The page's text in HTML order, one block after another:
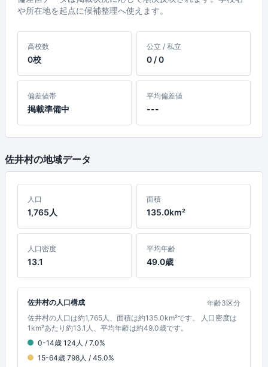
や所在地を起点に候補整理へ使えます。
高校数
0校
公立 / 私立
0 / 0
偏差値帯
掲載準備中
平均偏差値
---
佐井村の地域データ
人口
1,765人
面積
135.0km²
人口密度
13.1
平均年齢
49.0歳
佐井村の人口構成
年齢3区分
佐井村の人口は約1,765人、面積は約135.0km²です。 人口密度は
1km²あたり約13.1人、平均年齢は約49.0歳です。
0-14歳 124人 / 7.0%
15-64歳 798人 / 45.0%